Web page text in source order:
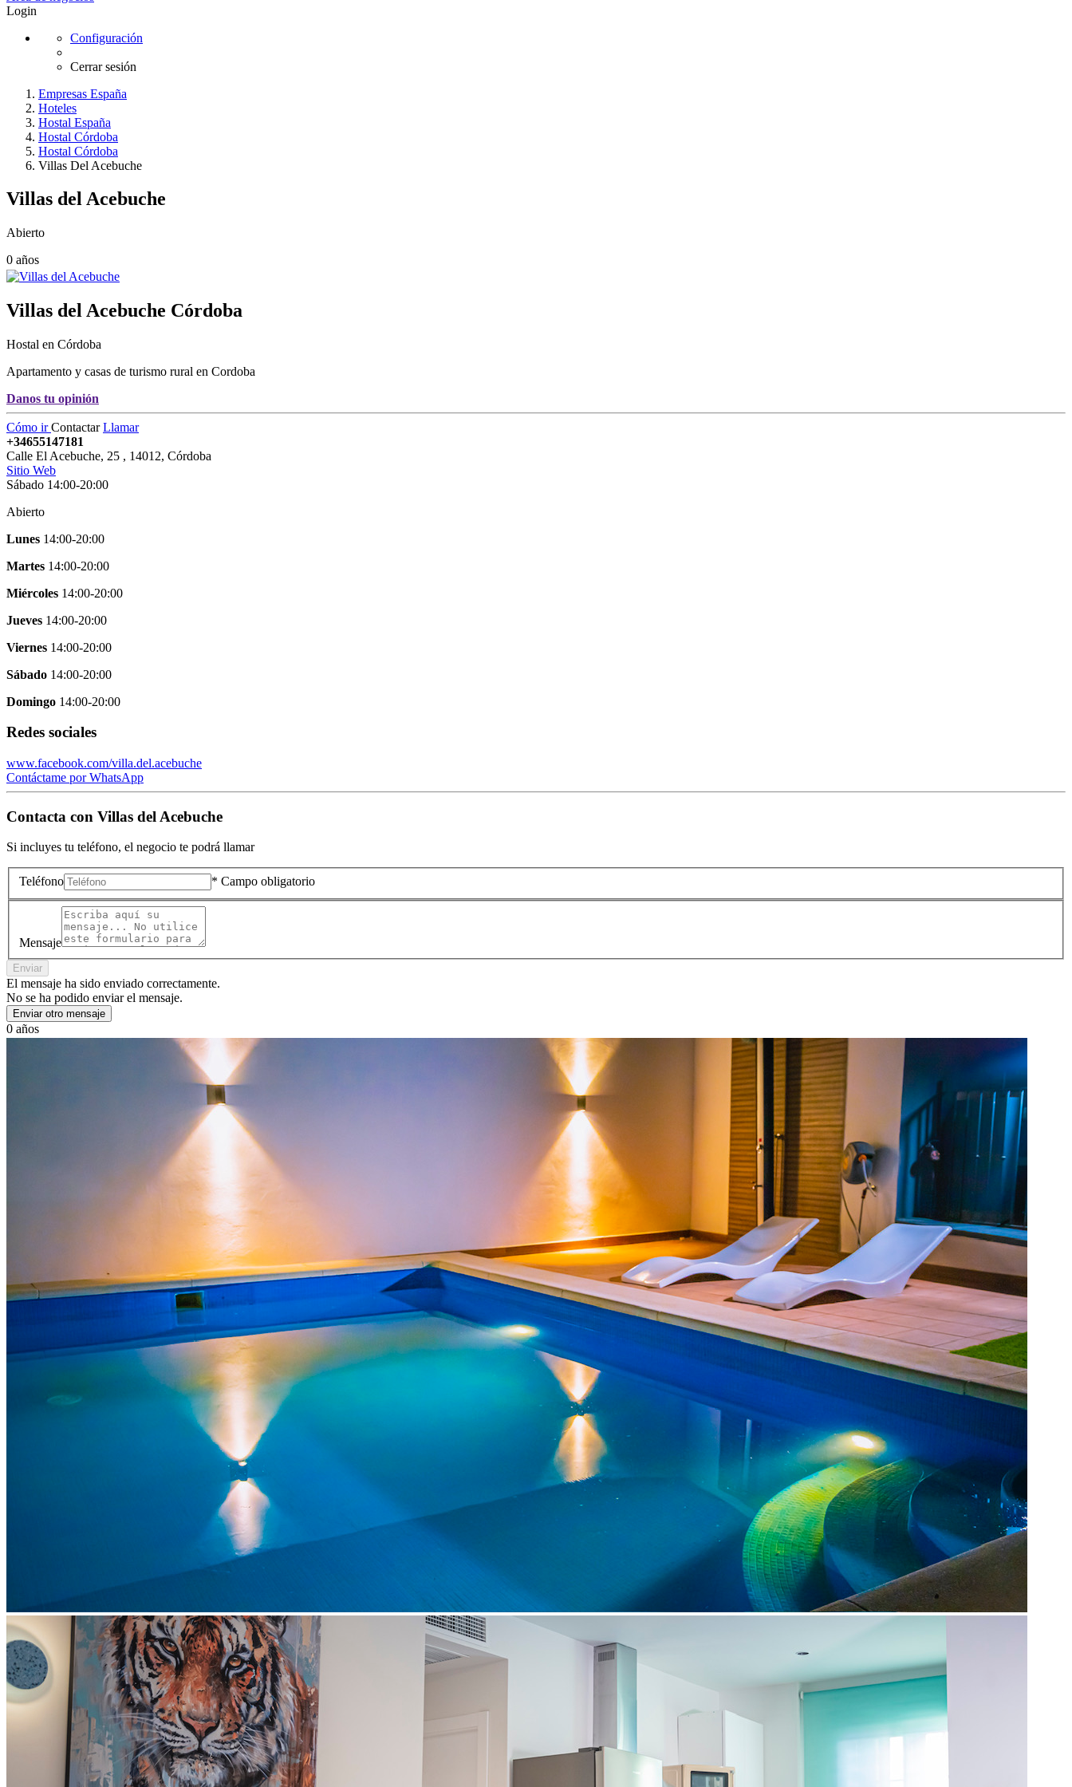
Login
Configuración
Cerrar sesión
Empresas España
Hoteles
Hostal España
Hostal Córdoba
Hostal Córdoba
Villas Del Acebuche
Villas del Acebuche
Abierto
0 años
Villas del Acebuche Córdoba
Hostal en Córdoba
Apartamento y casas de turismo rural en Cordoba
Danos tu opinión
Cómo irContactarLlamar
+34655147181
Calle El Acebuche, 25 , 14012, Córdoba
Sitio Web
Sábado 14:00-20:00
Abierto
Lunes 14:00-20:00
Martes 14:00-20:00
Miércoles 14:00-20:00
Jueves 14:00-20:00
Viernes 14:00-20:00
Sábado 14:00-20:00
Domingo 14:00-20:00
Redes sociales
www.facebook.com/villa.del.acebuche
Contáctame por WhatsApp
Contacta con Villas del Acebuche
Si incluyes tu teléfono, el negocio te podrá llamar
Teléfono * Campo obligatorio
Mensaje
Enviar
El mensaje ha sido enviado correctamente.
No se ha podido enviar el mensaje.
Enviar otro mensaje
0 años